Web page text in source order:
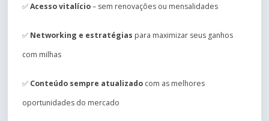
✅Acesso vitalício– sem renovações ou mensalidades
✅ Networking e estratégias para maximizar seus ganhos
com milhas
✅ Conteúdo sempre atualizado com as melhores
oportunidades do mercado